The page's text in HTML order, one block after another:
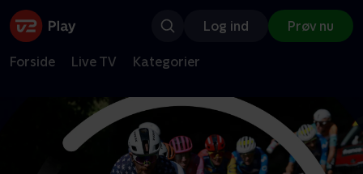
Log ind Prøv nu
Forside Live TV Kategorier